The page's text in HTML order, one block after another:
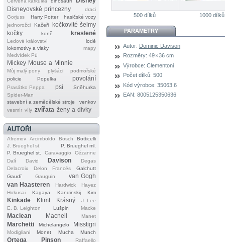
Disneyovské princezny
draci
Gorjuss
Harry Potter
hasičské vozy
jednorožci
Kačeři
kočkovité šelmy
kočky
koně kreslené
Ledové království
lodě
lokomotivy a vlaky
mapy
Medvídek Pú
Mickey Mouse a Minnie
Můj malý pony plyšáci
podmořské
policie
Popelka povolání
Prasátko Peppa psi
Sněhurka
Spider‐Man
stavební a zemědělské stroje
venkov
vesmír víly zvířata ženy a dívky
AUTOŘI
Afremov Arcimboldo Bosch
Botticelli
J. Brueghel st.
P. Brueghel ml.
P. Brueghel st.
Caravaggio
Cézanne
Dalí
David Davison
Degas
Delacroix
Delon Francés
Galchutt
Gaudí
Gauguin
van Gogh
van Haasteren
Hardwick
Hayez
Hokusai
Kagaya Kandinskij Kim
Kinkade Klimt Krásný
J. Lee
E. B. Leighton
Lušpin Macke
Maclean Macneil Manet
Marchetti Michelangelo Misstigri
Modigliani Monet Mucha Munch
Ortega Pinson
Raffaello
500 dílků 1000 dílků
PARAMETRY
Autor: Dominic Davison
Rozměry: 49 × 36 cm
Výrobce: Clementoni
Počet dílků: 500
Kód výrobce: 35063.6
EAN: 8005125350636